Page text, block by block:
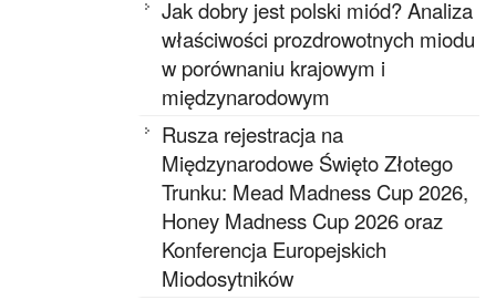
Jak dobry jest polski miód? Analiza
właściwości prozdrowotnych miodu
w porównaniu krajowym i
międzynarodowym
Rusza rejestracja na
Międzynarodowe Święto Złotego
Trunku: Mead Madness Cup 2026,
Honey Madness Cup 2026 oraz
Konferencja Europejskich
Miodosytników